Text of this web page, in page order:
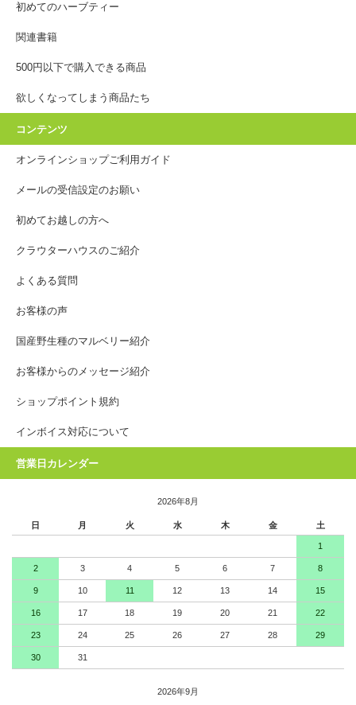
初めてのハーブティー
関連書籍
500円以下で購入できる商品
欲しくなってしまう商品たち
コンテンツ
オンラインショップご利用ガイド
メールの受信設定のお願い
初めてお越しの方へ
クラウターハウスのご紹介
よくある質問
お客様の声
国産野生種のマルベリー紹介
お客様からのメッセージ紹介
ショップポイント規約
インボイス対応について
営業日カレンダー
2026年8月
日 月 火 水 木 金 土
1
2 3 4 5 6 7 8
9 10 11 12 13 14 15
16 17 18 19 20 21 22
23 24 25 26 27 28 29
30 31
2026年9月